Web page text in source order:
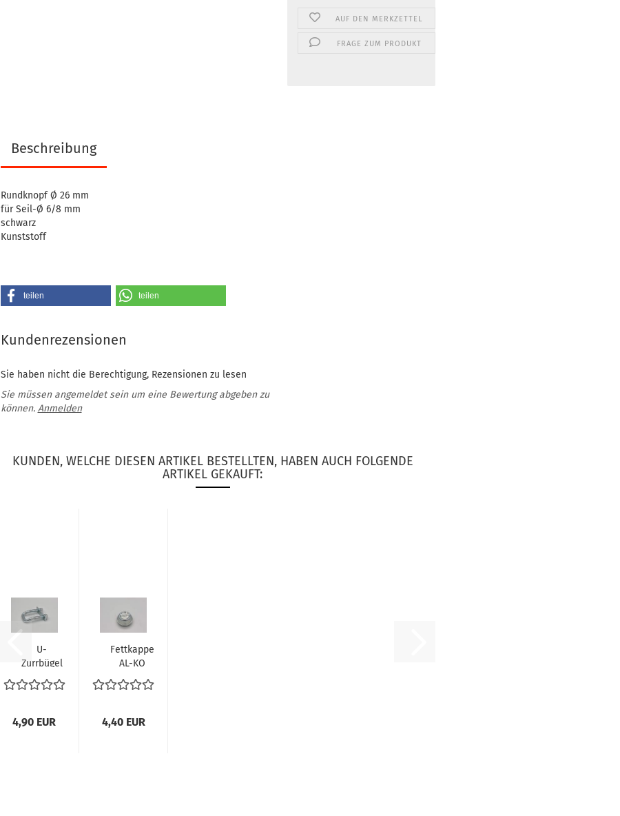
AUF DEN MERKZETTEL
FRAGE ZUM PRODUKT
Beschreibung
Rundknopf Ø 26 mm
für Seil-Ø 6/8 mm
schwarz
Kunststoff
teilen teilen
Kundenrezensionen
Sie haben nicht die Berechtigung, Rezensionen zu lesen
Sie müssen angemeldet sein um eine Bewertung abgeben zu
können. Anmelden
KUNDEN, WELCHE DIESEN ARTIKEL BESTELLTEN, HABEN AUCH FOLGENDE
ARTIKEL GEKAUFT:
U-
Zurrbügel
M12, 50 x
83 mm,
4,90 EUR
Fettkappe
AL-KO
Außen-Ø
40,2 mm
4,40 EUR